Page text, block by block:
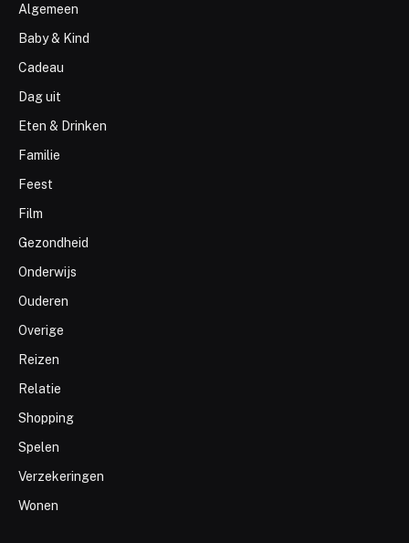
Algemeen
Baby & Kind
Cadeau
Dag uit
Eten & Drinken
Familie
Feest
Film
Gezondheid
Onderwijs
Ouderen
Overige
Reizen
Relatie
Shopping
Spelen
Verzekeringen
Wonen